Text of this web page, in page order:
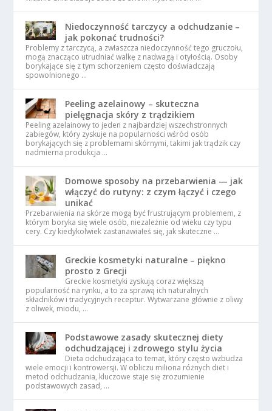
Niedoczynność tarczycy a odchudzanie –
jak pokonać trudności?
Problemy z tarczycą, a zwłaszcza niedoczynność tego gruczołu,
mogą znacząco utrudniać walkę z nadwagą i otyłością. Osoby
borykające się z tym schorzeniem często doświadczają
spowolnionego …
Peeling azelainowy – skuteczna
pielęgnacja skóry z trądzikiem
Peeling azelainowy to jeden z najbardziej wszechstronnych
zabiegów, który zyskuje na popularności wśród osób
borykających się z problemami skórnymi, takimi jak trądzik czy
nadmierna produkcja …
Domowe sposoby na przebarwienia — jak
włączyć do rutyny: z czym łączyć i czego
unikać
Przebarwienia na skórze mogą być frustrującym problemem, z
którym boryka się wiele osób, niezależnie od wieku czy typu
cery. Czy kiedykolwiek zastanawiałeś się, jak skuteczne …
Greckie kosmetyki naturalne – piękno
prosto z Grecji
Greckie kosmetyki zyskują coraz większą
popularność na rynku, a to za sprawą ich naturalnych
składników i tradycyjnych receptur. Wytwarzane głównie z oliwy
z oliwek, miodu, …
Podstawowe zasady skutecznej diety
odchudzającej i zdrowego stylu życia
Dieta odchudzająca to temat, który często wzbudza
wiele emocji i kontrowersji. W obliczu miliona różnych diet i
metod odchudzania, kluczowe staje się zrozumienie
podstawowych zasad, …